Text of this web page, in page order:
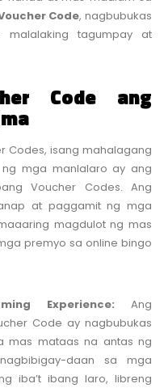
Code, nagbubukas
tagumpay at
Code ang
Codes, isang mahalagang
mga manlalaro ay ang
Voucher Codes. Ang
at paggamit ng mga
magdulot ng mas
premyo sa online bingo
Experience: Ang
Code ay nagbubukas
mas mataas na antas ng
daan sa mga
iba’t ibang laro, libreng